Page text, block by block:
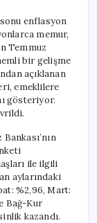
Açıklandı
için
enflasyon
memur,
Temmuz
bir gelişme
açıklanan
emeklilere
gösteriyor.
ile ilgili
aylarındaki
%2,96, Mart:
Bağ-Kur
kazandı.